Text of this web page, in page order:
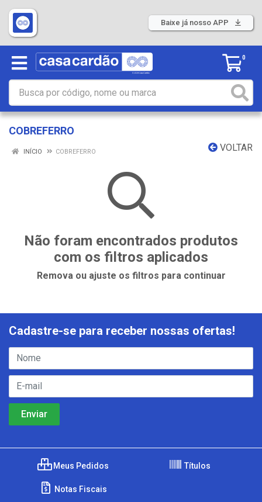
Baixe já nosso APP
0
COBREFERRO
VOLTAR
INÍCIO COBREFERRO
Não foram encontrados produtos
com os filtros aplicados
Remova ou ajuste os filtros para continuar
Cadastre-se para receber nossas ofertas!
Meus Pedidos Títulos
Notas Fiscais